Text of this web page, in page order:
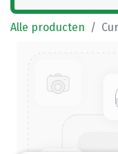
Alle producten